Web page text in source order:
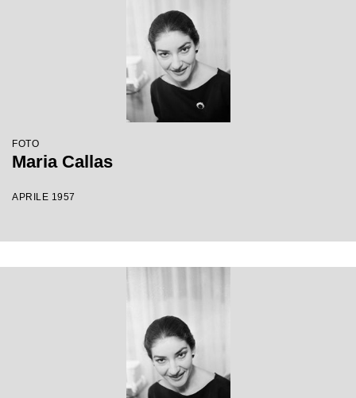
FOTO
Maria Callas
APRILE 1957